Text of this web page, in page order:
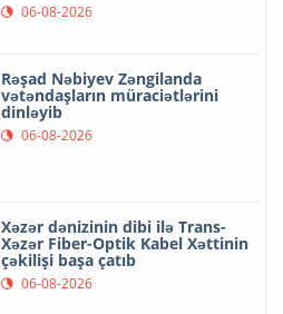
06-08-2026
Rəşad Nəbiyev Zəngilanda
vətəndaşların müraciətlərini
dinləyib
06-08-2026
Xəzər dənizinin dibi ilə Trans-
Xəzər Fiber-Optik Kabel Xəttinin
çəkilişi başa çatıb
06-08-2026